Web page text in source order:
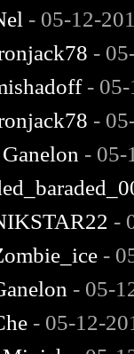
- 05-12-
-
- 05-
-
Ganelon - 05-
-
-
- 05-
- 05-12-